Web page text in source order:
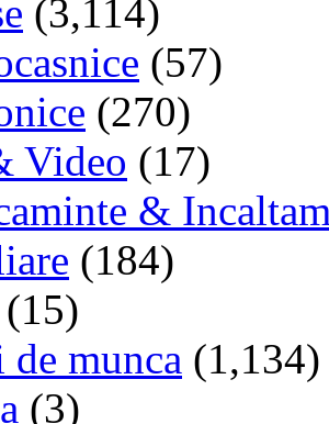
(3,114)
(57)
(270)
Video (17)
&
(184)
(15)
munca (1,134)
(3)